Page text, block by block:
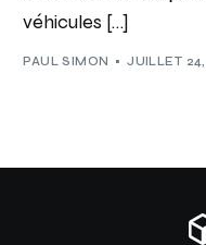
véhicules […]
PAUL SIMON JUILLET